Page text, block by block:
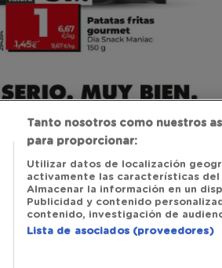
Tanto nosotros como nuestros
para proporcionar:
Utilizar datos de localización
activamente las características
Almacenar la información en un
Publicidad y contenido
contenido, investigación de
Lista de asociados (proveedores)